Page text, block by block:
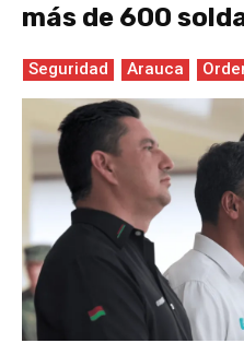
más de 600
Seguridad Arauca